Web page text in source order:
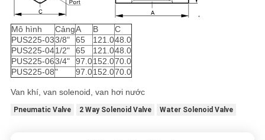
Mô hình CảngA B
C
PUS225-033/8" 65 121.048.0
PUS225-041/2" 65 121.048.0
PUS225-063/4" 97.0152.070.0
PUS225-08" 97.0152.070.0
Van khí, van solenoid, van hơi nước
Pneumatic Valve 2 Way Solenoid Valve Water Solenoid Valve